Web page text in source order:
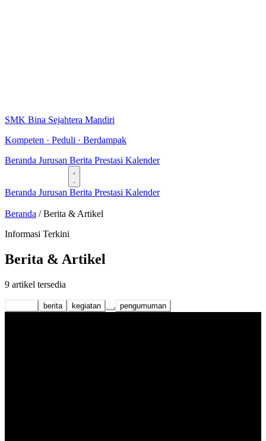
SMK Bina Sejahtera Mandiri
Kompeten · Peduli · Berdampak
Beranda Jurusan Berita Prestasi Kalender
Beranda Jurusan Berita Prestasi Kalender
Beranda / Berita & Artikel
Informasi Terkini
Berita & Artikel
9 artikel tersedia
berita kegiatan pengumuman